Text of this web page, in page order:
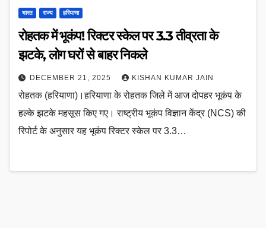
भारत राज्य हरियाणा
रोहतक में भूकंप! रिक्टर स्केल पर 3.3 तीव्रता के
झटके, लोग घरों से बाहर निकले
DECEMBER 21, 2025 KISHAN KUMAR JAIN
रोहतक (हरियाणा)।हरियाणा के रोहतक जिले में आज दोपहर भूकंप के
हल्के झटके महसूस किए गए। राष्ट्रीय भूकंप विज्ञान केंद्र (NCS) की
रिपोर्ट के अनुसार यह भूकंप रिक्टर स्केल पर 3.3…